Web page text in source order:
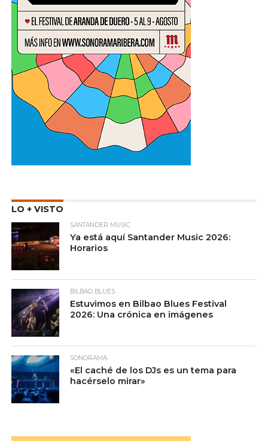
LO + VISTO
SANTANDER MUSIC
Ya está aquí Santander Music 2026:
Horarios
BILBAO BLUES
Estuvimos en Bilbao Blues Festival
2026: Una crónica en imágenes
SONORAMA
«El caché de los DJs es un tema para
hacérselo mirar»